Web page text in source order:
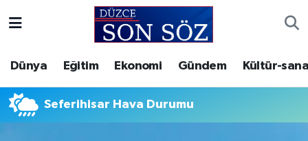
Dünya Eğitim Ekonomi Gündem Kültür-
Seferihisar Hava Durumu
Gizlilik Sözleşmesi
İletişim
Akçakoca Hava Durumu
Akçakoca Trafik Yoğunluk Haritası